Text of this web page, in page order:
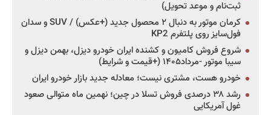
ثبت‌نام و موعد تحویل)
کرمان موتور به دنبال ۲ محصول جدید (+عکس) / SUV و سدان
فول‌سایز روی پلتفرم KP2
شروع فروش کامیون و کشنده ایران خودرو دیزل، بهمن دیزل و
سیبا موتور -مرداد۱۴۰۵ (+قیمت و شرایط)
خودرو هست، مشتری نیست؛ معادله جدید بازار خودرو ایران
رشد ۳۸ درصدی فروش تسلا در چین؛ نهمین ماه متوالی صعود
غول آمریکایی